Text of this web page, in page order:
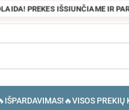
PREKES IŠSIUNČIAME IR
VISOS PREKIŲ